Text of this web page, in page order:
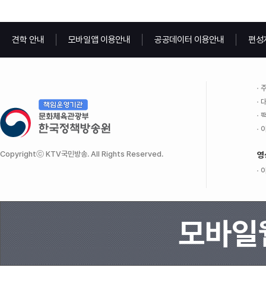
견학 안내 모바일앱 이용안내 공공데이터 이용안내 편성
Copyrightⓒ KTV국민방송. All Rights Reserved. 영
모바